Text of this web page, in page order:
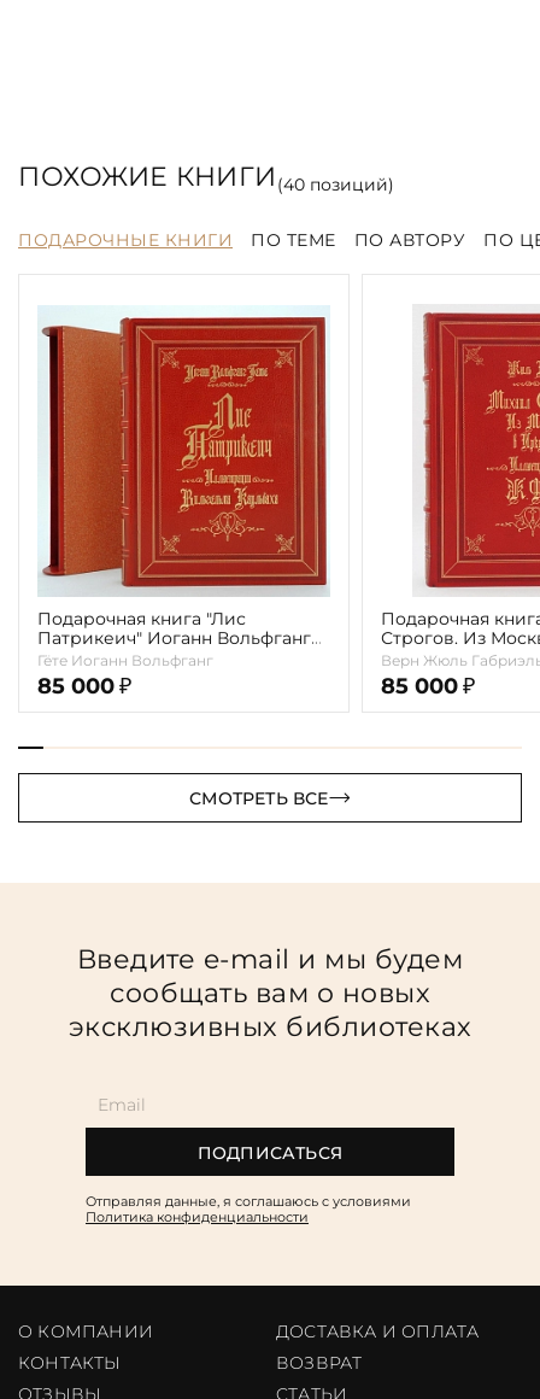
ПОХОЖИЕ КНИГИ (40позиций)
ПОДАРОЧНЫЕ КНИГИ ПО ТЕМЕ ПО АВТОРУ ПО
Подарочная книга "Лис
Патрикеич" Иоганн Вольфганг
Гёте
Гёте Иоганн Вольфганг
85 000 ₽
Подарочная
Строгов. Из
Жюль Верн(илл.
Верн Жюль
85 000 ₽
СМОТРЕТЬ ВСЕ
Введите e-mail и мы будем
сообщать вам о новых
эксклюзивных библиотеках
ПОДПИСАТЬСЯ
Отправляя данные, я соглашаюсь c условиями
Политика конфиденциальности
О КОМПАНИИ
ДОСТАВКА И ОПЛАТА
КОНТАКТЫ
ВОЗВРАТ
ОТЗЫВЫ
CТАТЬИ